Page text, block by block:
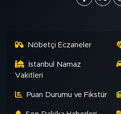
Nöbetçi Eczaneler
İstanbul Namaz
Vakitleri
Puan Durumu ve Fikstür